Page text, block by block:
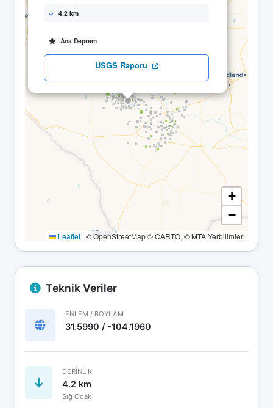
4.2 km
Ana Deprem
USGS Raporu
+
−
Leaflet | © OpenStreetMap © CARTO, © MTA Yerbilimleri
Teknik Veriler
ENLEM / BOYLAM
31.5990 / -104.1960
DERINLIK
4.2 km
Sığ Odak